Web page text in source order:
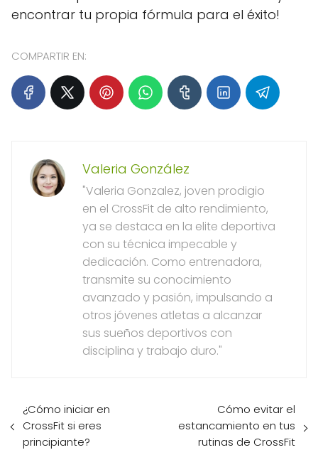
encontrar tu propia fórmula para el éxito!
COMPARTIR EN:
Valeria González
"Valeria Gonzalez, joven prodigio
en el CrossFit de alto rendimiento,
ya se destaca en la elite deportiva
con su técnica impecable y
dedicación. Como entrenadora,
transmite su conocimiento
avanzado y pasión, impulsando a
otros jóvenes atletas a alcanzar
sus sueños deportivos con
disciplina y trabajo duro."
¿Cómo iniciar en
CrossFit si eres
principiante?
Cómo evitar el
estancamiento en tus
rutinas de CrossFit